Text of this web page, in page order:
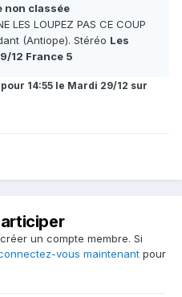
non classée
LES LOUPEZ PAS CE COUP
(Antiope). Stéréo Les
12 France 5
14:55 le Mardi 29/12 sur
un compte membre. Si
vous maintenant pour